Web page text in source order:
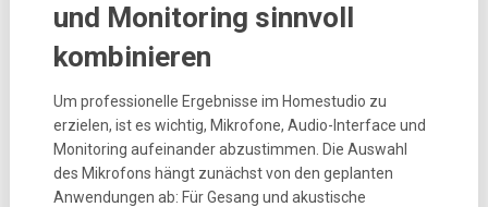
und Monitoring sinnvoll
kombinieren
Um professionelle Ergebnisse im Homestudio zu
erzielen, ist es wichtig, Mikrofone, Audio-Interface und
Monitoring aufeinander abzustimmen. Die Auswahl
des Mikrofons hängt zunächst von den geplanten
Anwendungen ab: Für Gesang und akustische